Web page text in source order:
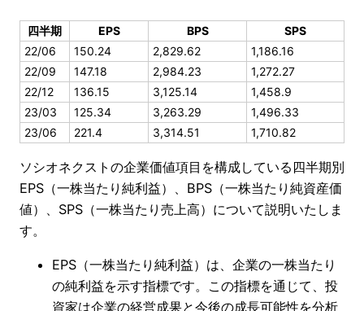
四半期 EPS BPS
SPS
22/06
150.24 2,829.62
1,186.16
22/09
147.18 2,984.23
1,272.27
22/12
136.15 3,125.14
1,458.9
23/03
125.34 3,263.29
1,496.33
23/06
221.4 3,314.51 1,710.82
ソシオネクストの企業価値項目を構成している四半期別
EPS（一株当たり純利益）、BPS（一株当たり純資産価
値）、SPS（一株当たり売上高）について説明いたしま
す。
EPS（一株当たり純利益）は、企業の一株当たり
の純利益を示す指標です。この指標を通じて、投
資家は企業の経営成果と今後の成長可能性を分析